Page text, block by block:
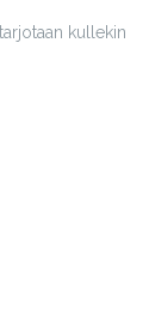
kullekin